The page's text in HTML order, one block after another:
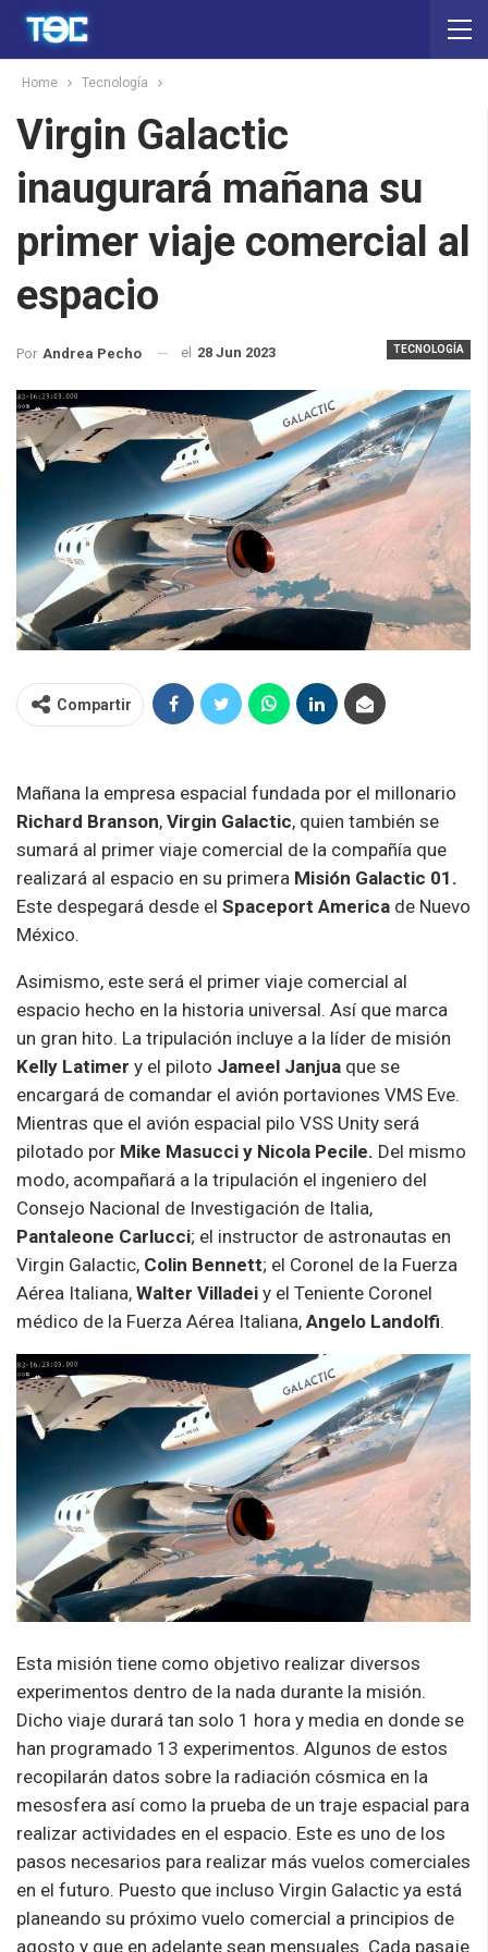
Home Tecnología
Virgin Galactic
inaugurará mañana su
primer viaje comercial al
espacio
TECNOLOGÍA
Por Andrea Pecho el 28 Jun 2023
Compartir
Mañana la empresa espacial fundada por el millonario
Richard Branson, Virgin Galactic, quien también se
sumará al primer viaje comercial de la compañía que
realizará al espacio en su primera Misión Galactic 01.
Este despegará desde el Spaceport America de Nuevo
México.
Asimismo, este será el primer viaje comercial al
espacio hecho en la historia universal. Así que marca
un gran hito. La tripulación incluye a la líder de misión
Kelly Latimer y el piloto Jameel Janjua que se
encargará de comandar el avión portaviones VMS Eve.
Mientras que el avión espacial pilo VSS Unity será
pilotado por Mike Masucci y Nicola Pecile. Del mismo
modo, acompañará a la tripulación el ingeniero del
Consejo Nacional de Investigación de Italia,
Pantaleone Carlucci; el instructor de astronautas en
Virgin Galactic, Colin Bennett; el Coronel de la Fuerza
Aérea Italiana, Walter Villadei y el Teniente Coronel
médico de la Fuerza Aérea Italiana, Angelo Landolfi.
Esta misión tiene como objetivo realizar diversos
experimentos dentro de la nada durante la misión.
Dicho viaje durará tan solo 1 hora y media en donde se
han programado 13 experimentos. Algunos de estos
recopilarán datos sobre la radiación cósmica en la
mesosfera así como la prueba de un traje espacial para
realizar actividades en el espacio. Este es uno de los
pasos necesarios para realizar más vuelos comerciales
en el futuro. Puesto que incluso Virgin Galactic ya está
planeando su próximo vuelo comercial a principios de
agosto y que en adelante sean mensuales. Cada pasaje